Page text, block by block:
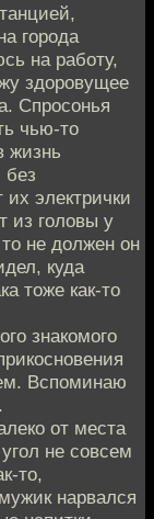
города
на работу,
здоровущее
Спросонья
чью-то
жизнь
без
электрички
из головы у
не должен он
куда
тоже как-то
знакомого
Вспоминаю
от места
не совсем
то,
нарвался